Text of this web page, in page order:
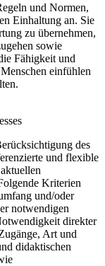
und Normen,
Einhaltung an. Sie
zu übernehmen,
sowie
Fähigkeit und
einfühlen
des
und flexible
Kriterien
und/oder
notwendigen
direkter
Art und
didaktischen